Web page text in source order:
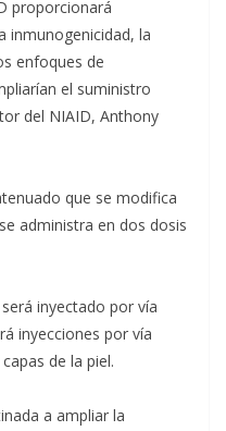
proporcionará
inmunogenicidad, la
enfoques de
el suministro
del NIAID, Anthony
que se modifica
administra en dos dosis
inyectado por vía
inyecciones por vía
de la piel.
a ampliar la